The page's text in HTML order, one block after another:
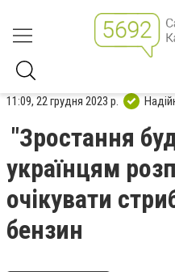
11:09, 22 грудня 2023 р.
"Зростання
українцям
очікувати
бензин